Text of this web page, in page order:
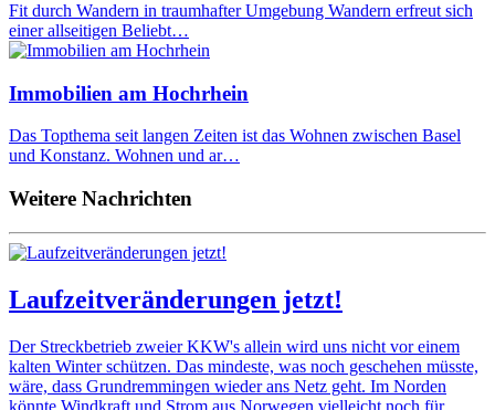
Fit durch Wandern in traumhafter Umgebung Wandern erfreut sich
einer allseitigen Beliebt…
Immobilien am Hochrhein
Das Topthema seit langen Zeiten ist das Wohnen zwischen Basel
und Konstanz. Wohnen und ar…
Weitere Nachrichten
Laufzeitveränderungen jetzt!
Der Streckbetrieb zweier KKW's allein wird uns nicht vor einem
kalten Winter schützen. Das mindeste, was noch geschehen müsste,
wäre, dass Grundremmingen wieder ans Netz geht. Im Norden
könnte Windkraft und Strom aus Norwegen vielleicht noch für